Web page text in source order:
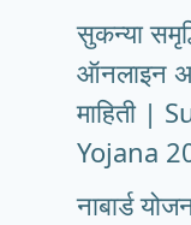
सुकन्या
ऑनलाइन
माहिती |
Yojana
नाबार्ड